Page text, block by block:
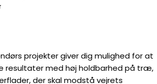
projekter giver dig mulighed for at
resultater med høj holdbarhed på træ,
der skal modstå vejrets